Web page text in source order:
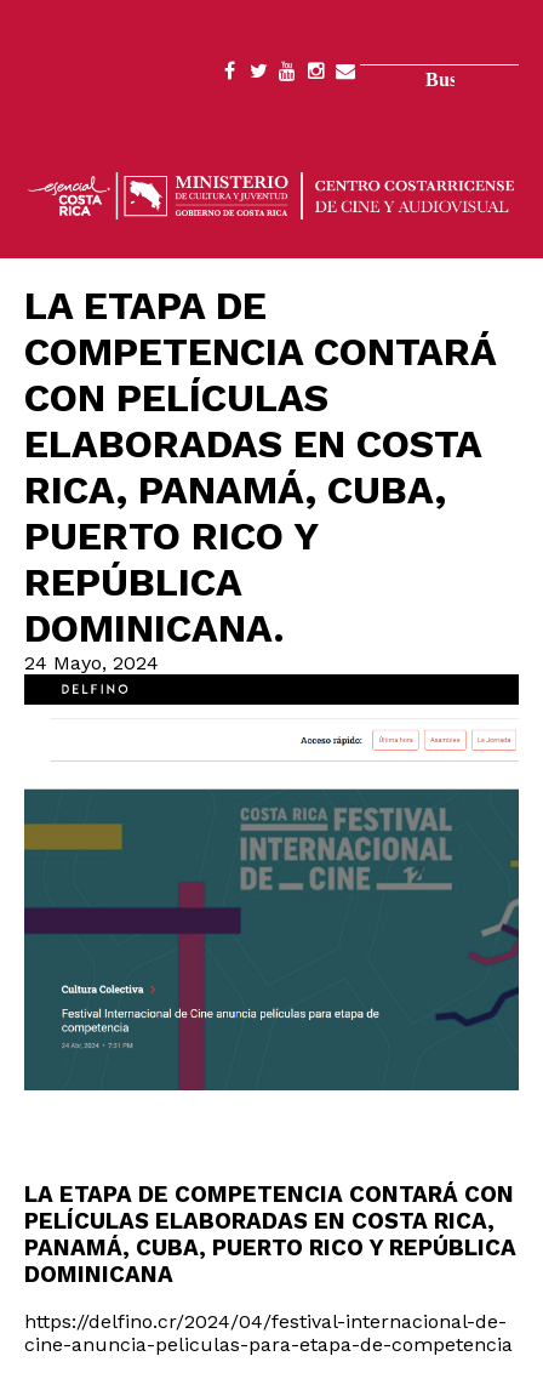
SOCIAL
LA ETAPA DE
COMPETENCIA CONTARÁ
CON PELÍCULAS
ELABORADAS EN COSTA
RICA, PANAMÁ, CUBA,
PUERTO RICO Y
REPÚBLICA
DOMINICANA.
24 Mayo, 2024
LA ETAPA DE COMPETENCIA CONTARÁ CON
PELÍCULAS ELABORADAS EN COSTA RICA,
PANAMÁ, CUBA, PUERTO RICO Y REPÚBLICA
DOMINICANA
https://delfino.cr/2024/04/festival-internacional-de-
cine-anuncia-peliculas-para-etapa-de-competencia